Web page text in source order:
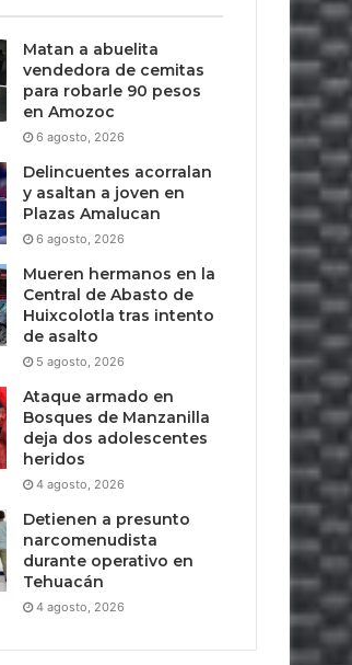
Matan a abuelita
vendedora de cemitas
para robarle 90 pesos
en Amozoc
6 agosto, 2026
Delincuentes acorralan
y asaltan a joven en
Plazas Amalucan
6 agosto, 2026
Mueren hermanos en la
Central de Abasto de
Huixcolotla tras intento
de asalto
5 agosto, 2026
Ataque armado en
Bosques de Manzanilla
deja dos adolescentes
heridos
4 agosto, 2026
Detienen a presunto
narcomenudista
durante operativo en
Tehuacán
4 agosto, 2026